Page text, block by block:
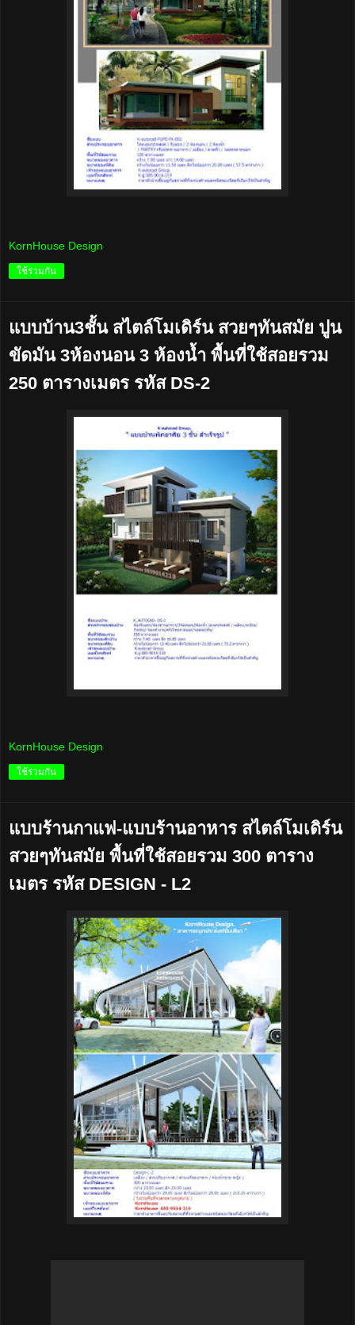
KornHouse Design
ใช้ร่วมกัน
แบบบ้าน3ชั้น สไตล์โมเดิร์น สวยๆทันสมัย ปูน
ขัดมัน 3ห้องนอน 3 ห้องน้ำ พื้นที่ใช้สอยรวม
250 ตารางเมตร รหัส DS-2
KornHouse Design
ใช้ร่วมกัน
แบบร้านกาแฟ-แบบร้านอาหาร สไตล์โมเดิร์น
สวยๆทันสมัย พื้นที่ใช้สอยรวม 300 ตาราง
เมตร รหัส DESIGN - L2